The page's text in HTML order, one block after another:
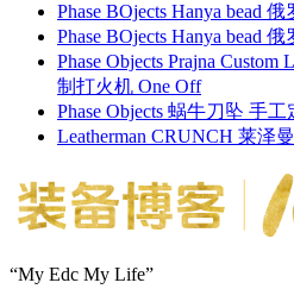
Phase BOjects Hanya bead
Phase BOjects Hanya bead
Phase Objects Prajna
制打火机 One Off
Phase Objects 蜗牛刀坠 手
Leatherman CRUNCH 莱泽
“My Edc My Life”